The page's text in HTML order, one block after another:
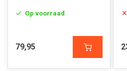
Op voorraad
79,95